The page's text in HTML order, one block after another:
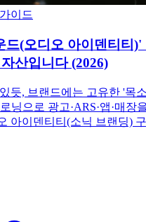
이드
드(오디오 아이덴티티
산입니다 (2026)
듯, 브랜드에는 고유한 '목
닝으로 광고·ARS·앱·매장
아이덴티티(소닉 브랜딩)